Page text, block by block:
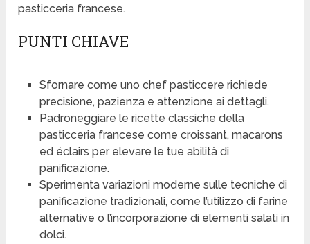
pasticceria francese.
PUNTI CHIAVE
Sfornare come uno chef pasticcere richiede
precisione, pazienza e attenzione ai dettagli.
Padroneggiare le ricette classiche della
pasticceria francese come croissant, macarons
ed éclairs per elevare le tue abilità di
panificazione.
Sperimenta variazioni moderne sulle tecniche di
panificazione tradizionali, come l’utilizzo di farine
alternative o l’incorporazione di elementi salati in
dolci.